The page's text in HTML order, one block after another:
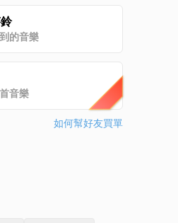
的音樂
音樂
如何幫好友買單